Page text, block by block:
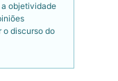
a objetividade
o discurso do